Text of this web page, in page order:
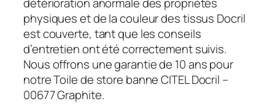
détérioration anormale des propriétés
physiques et de la couleur des tissus Docril
est couverte, tant que les conseils
d’entretien ont été correctement suivis.
Nous offrons une garantie de 10 ans pour
notre Toile de store banne CITEL Docril –
00677 Graphite.